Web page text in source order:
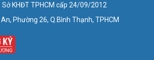
Sở KHĐT TPHCM cấp 24/09/2012
Phường 26, Q.Bình Thạnh, TPHCM